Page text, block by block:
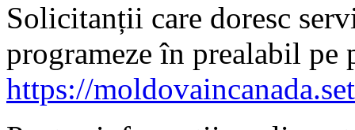
Solicitanții care doresc
programeze în prealabil pe
https://